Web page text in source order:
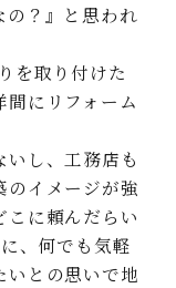
の？』と思われ
を取り付けた
にリフォーム
し、⼯務店も
のイメージが強
こに頼んだらい
、何でも気軽
いとの思いで地